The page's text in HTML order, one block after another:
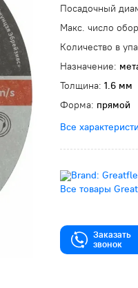
Посадочный
Макс. число
Количество в
Назначение:
Толщина: 1.6 мм
Форма: прямой
Все
Все товары
Заказать
звонок